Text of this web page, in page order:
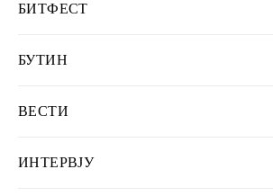
БИТФЕСТ
БУТИН
ВЕСТИ
ИНТЕРВЈУ